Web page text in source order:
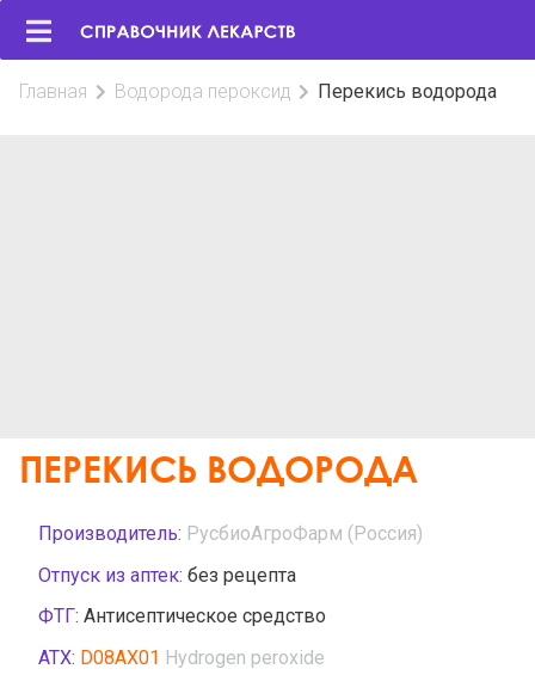
Главная Водорода пероксид Перекись водорода
ПЕРЕКИСЬ ВОДОРОДА
Производитель: РусбиоАгроФарм (Россия)
Отпуск из аптек: без рецепта
ФТГ: Антисептическое средство
АТХ: D08AX01 Hydrogen peroxide